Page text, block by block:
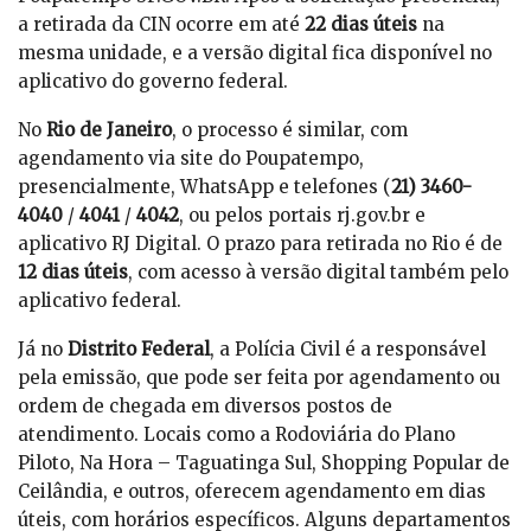
a retirada da CIN ocorre em até 22 dias úteis na
mesma unidade, e a versão digital fica disponível no
aplicativo do governo federal.
No Rio de Janeiro, o processo é similar, com
agendamento via site do Poupatempo,
presencialmente, WhatsApp e telefones (21) 3460-
4040 / 4041/ 4042, ou pelos portais rj.gov.br e
aplicativo RJ Digital. O prazo para retirada no Rio é de
12 dias úteis, com acesso à versão digital também pelo
aplicativo federal.
Já no Distrito Federal, a Polícia Civil é a responsável
pela emissão, que pode ser feita por agendamento ou
ordem de chegada em diversos postos de
atendimento. Locais como a Rodoviária do Plano
Piloto, Na Hora – Taguatinga Sul, Shopping Popular de
Ceilândia, e outros, oferecem agendamento em dias
úteis, com horários específicos. Alguns departamentos